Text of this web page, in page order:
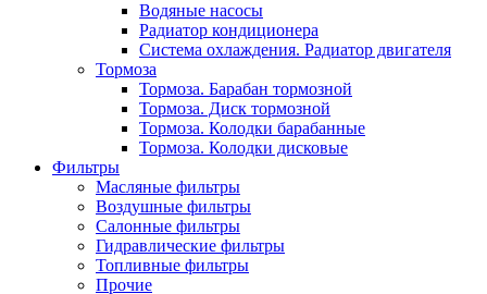
Водяные насосы
Радиатор кондиционера
Система охлаждения. Радиатор двигателя
Тормоза
Тормоза. Барабан тормозной
Тормоза. Диск тормозной
Тормоза. Колодки барабанные
Тормоза. Колодки дисковые
Фильтры
Масляные фильтры
Воздушные фильтры
Салонные фильтры
Гидравлические фильтры
Топливные фильтры
Прочие